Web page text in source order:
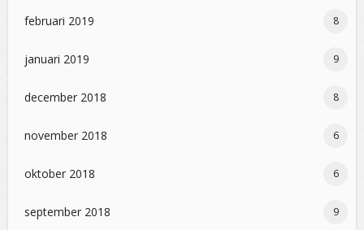
februari 2019 8
januari 2019 9
december 2018 8
november 2018 6
oktober 2018 6
september 2018 9